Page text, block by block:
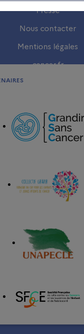
Presse
Nous contacter
Mentions légales
cancer.fr